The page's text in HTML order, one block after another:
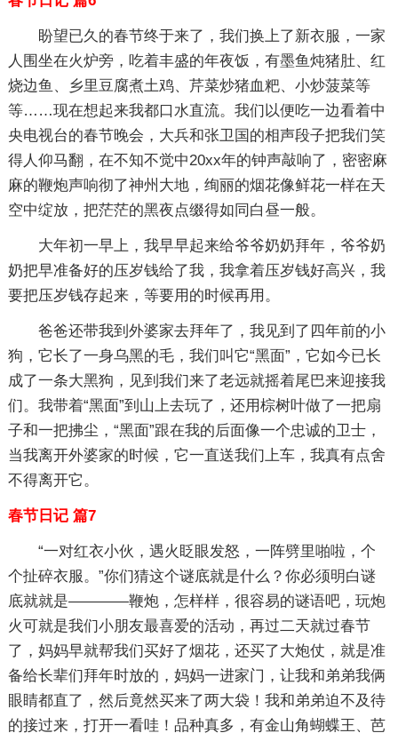
盼望已久的春节终于来了，我们换上了新衣服，一家
人围坐在火炉旁，吃着丰盛的年夜饭，有墨鱼炖猪肚、红
烧边鱼、乡里豆腐煮土鸡、芹菜炒猪血粑、小炒菠菜等
等……现在想起来我都口水直流。我们以便吃一边看着中
央电视台的春节晚会，大兵和张卫国的相声段子把我们笑
得人仰马翻，在不知不觉中20xx年的钟声敲响了，密密麻
麻的鞭炮声响彻了神州大地，绚丽的烟花像鲜花一样在天
空中绽放，把茫茫的黑夜点缀得如同白昼一般。
大年初一早上，我早早起来给爷爷奶奶拜年，爷爷奶
奶把早准备好的压岁钱给了我，我拿着压岁钱好高兴，我
要把压岁钱存起来，等要用的时候再用。
爸爸还带我到外婆家去拜年了，我见到了四年前的小
狗，它长了一身乌黑的毛，我们叫它“黑面”，它如今已长
成了一条大黑狗，见到我们来了老远就摇着尾巴来迎接我
们。我带着“黑面”到山上去玩了，还用棕树叶做了一把扇
子和一把拂尘，“黑面”跟在我的后面像一个忠诚的卫士，
当我离开外婆家的时候，它一直送我们上车，我真有点舍
不得离开它。
春节日记 篇7
“一对红衣小伙，遇火眨眼发怒，一阵劈里啪啦，个
个扯碎衣服。”你们猜这个谜底就是什么？你必须明白谜
底就就是————鞭炮，怎样样，很容易的谜语吧，玩炮
火可就是我们小朋友最喜爱的活动，再过二天就过春节
了，妈妈早就帮我们买好了烟花，还买了大炮仗，就是准
备给长辈们拜年时放的，妈妈一进家门，让我和弟弟我俩
眼睛都直了，然后竟然买来了两大袋！我和弟弟迫不及待
的接过来，打开一看哇！品种真多，有金山角蝴蝶王、芭